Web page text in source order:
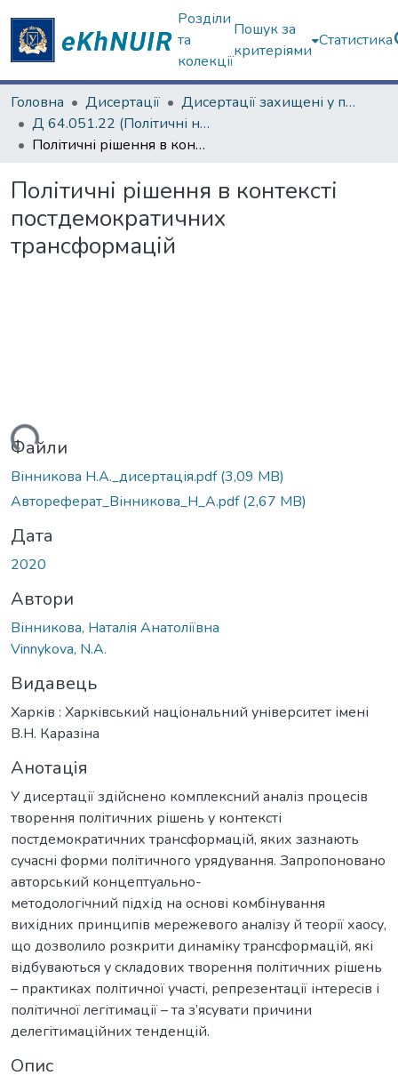
Розділи
та
колекції
Пошук за
критеріями
Статистика
Головна Дисертації
Дисертації захищені у постійних радах
Д 64.051.22 (Політичні науки)
Політичні рішення в контексті постдемократичних трансформацій
Політичні рішення в контексті
постдемократичних
трансформацій
Файли
Вінникова Н.А._дисертація.pdf(3,09 MB)
Автореферат_Вінникова_Н_А.pdf(2,67 MB)
Дата
2020
Автори
Вінникова, Наталія Анатоліївна
Vinnykova, N.A.
Видавець
Харків : Харківський національний університет імені
В.Н. Каразіна
Анотація
У дисертації здійснено комплексний аналіз процесів
творення політичних рішень у контексті
постдемократичних трансформацій, яких зазнають
сучасні форми політичного урядування. Запропоновано
авторський концептуально-
методологічний підхід на основі комбінування
вихідних принципів мережевого аналізу й теорії хаосу,
що дозволило розкрити динаміку трансформацій, які
відбуваються у складових творення політичних рішень
– практиках політичної участі, репрезентації інтересів і
політичної легітимації – та з’ясувати причини
делегітимаційних тенденцій.
Опис